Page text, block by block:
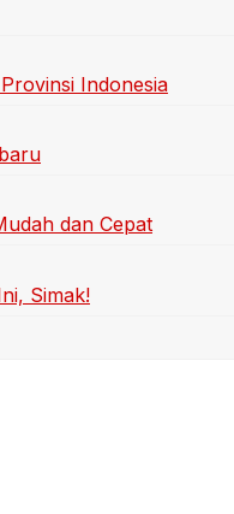
Indonesia
dan Cepat
Simak!